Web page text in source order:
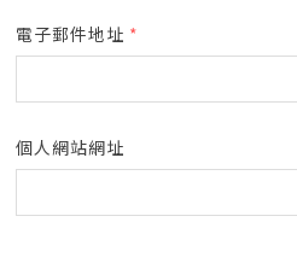
電子郵件地址 *
個人網站網址